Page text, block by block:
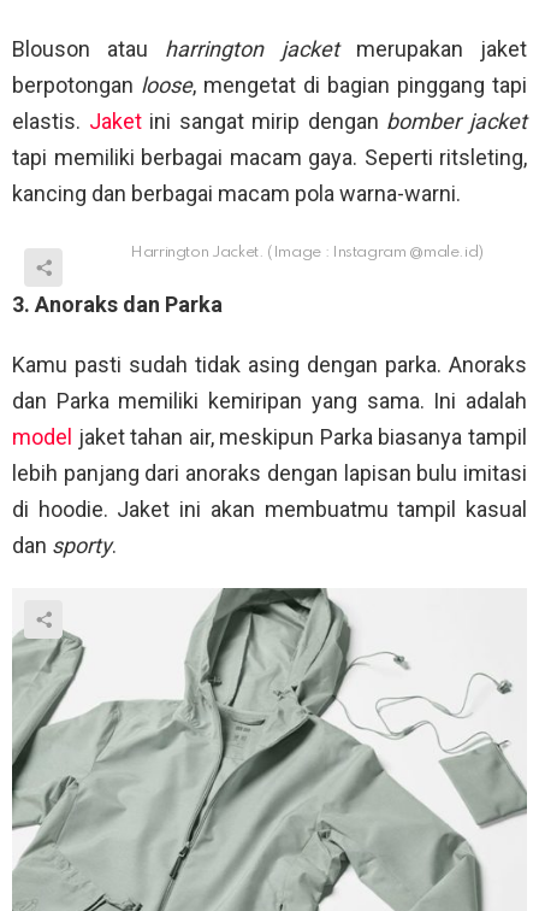
Blouson atau harrington jacket merupakan jaket
berpotongan loose, mengetat di bagian pinggang tapi
elastis. Jaketini sangat mirip dengan bomber jacket
tapi memiliki berbagai macam gaya. Seperti ritsleting,
kancing dan berbagai macam pola warna-warni.
Harrington Jacket. (Image : Instagram @male.id)
3. Anoraks dan Parka
Kamu pasti sudah tidak asing dengan parka. Anoraks
dan Parka memiliki kemiripan yang sama. Ini adalah
model jaket tahan air, meskipun Parka biasanya tampil
lebih panjang dari anoraks dengan lapisan bulu imitasi
di hoodie. Jaket ini akan membuatmu tampil kasual
dan sporty.